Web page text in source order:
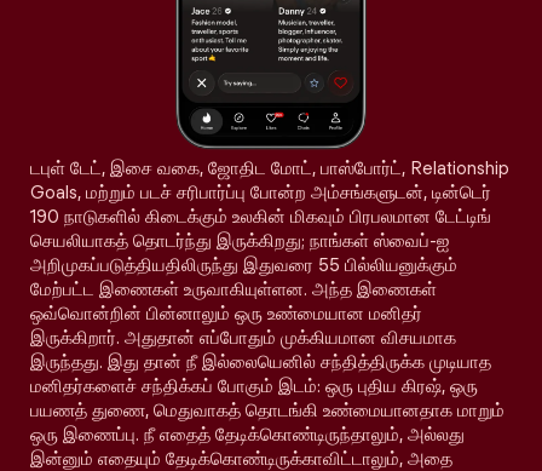
டபுள் டேட், இசை வகை, ஜோதிட மோட், பாஸ்போர்ட், Relationship
Goals, மற்றும் படச் சரிபார்ப்பு போன்ற அம்சங்களுடன், டின்டெர்
190 நாடுகளில் கிடைக்கும் உலகின் மிகவும் பிரபலமான டேட்டிங்
செயலியாகத் தொடர்ந்து இருக்கிறது; நாங்கள் ஸ்வைப்-ஐ
அறிமுகப்படுத்தியதிலிருந்து இதுவரை 55 பில்லியனுக்கும்
மேற்பட்ட இணைகள் உருவாகியுள்ளன. அந்த இணைகள்
ஒவ்வொன்றின் பின்னாலும் ஒரு உண்மையான மனிதர்
இருக்கிறார். அதுதான் எப்போதும் முக்கியமான விசயமாக
இருந்தது. இது தான் நீ இல்லையெனில் சந்தித்திருக்க முடியாத
மனிதர்களைச் சந்திக்கப் போகும் இடம்: ஒரு புதிய கிரஷ், ஒரு
பயணத் துணை, மெதுவாகத் தொடங்கி உண்மையானதாக மாறும்
ஒரு இணைப்பு. நீ எதைத் தேடிக்கொண்டிருந்தாலும், அல்லது
இன்னும் எதையும் தேடிக்கொண்டிருக்காவிட்டாலும், அதை